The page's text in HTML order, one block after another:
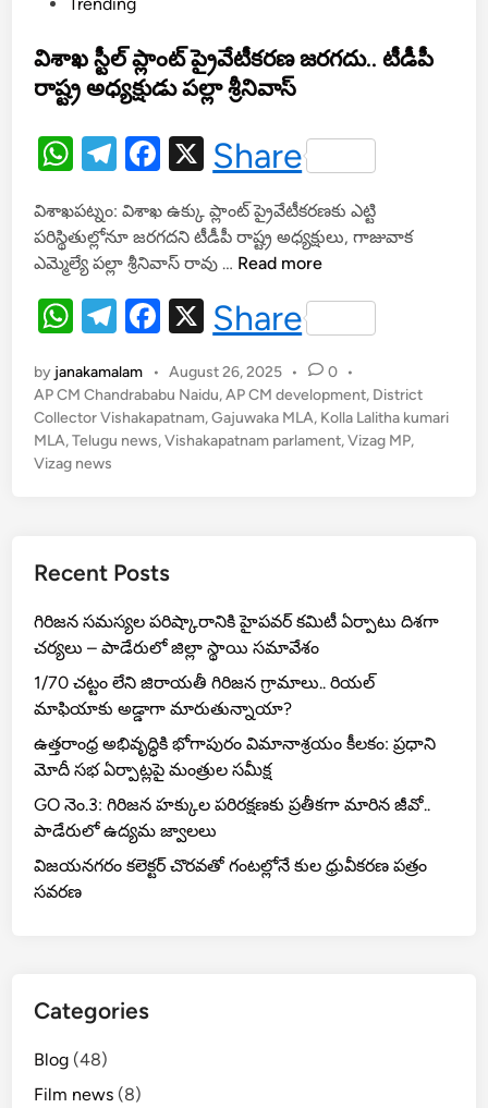
త్
e
d
n
విశాఖ స్టీల్ ప్లాంట్ ప్రైవేటీకరణ జరగదు.. టీడీపీ
రాష్ట్ర అధ్యక్షుడు పల్లా శ్రీనివాస్
W
at
s
A
p
p
T
e
gr
a
m
F
c
e
b
o
o
k
X
Share
విశాఖపట్నం: విశాఖ ఉక్కు ప్లాంట్ ప్రైవేటీకరణకు ఎట్టి
పరిస్థితుల్లోనూ జరగదని టీడీపీ రాష్ట్ర అధ్యక్షులు, గాజువాక
ఎమ్మెల్యే పల్లా శ్రీనివాస్ రావు … వి
ఖ
స్టీ
ల్
ప్లాం
ట్
ప్రై
ర
గ
దు
.
టీ
పీ
ష్ట్ర
Read more
W
at
s
A
T
e
gr
a
F
c
e
b
k
X
Share
by janakamalam • August 26, 2025 • 0 •
AP CM Chandrababu Naidu,AP CM development, District
Collector Vishakapatnam,Gajuwaka MLA, Kolla Lalitha kumari
MLA,Telugu news,Vishakapatnam parlament,Vizag MP,
Vizag news
Recent Posts
గిరిజన సమస్యల పరిష్కారానికి హైపవర్ కమిటీ ఏర్పాటు దిశగా
చర్యలు – పాడేరులో జిల్లా స్థాయి సమావేశం
1/70 చట్టం లేని జిరాయతీ గిరిజన గ్రామాలు.. రియల్
మాఫియాకు అడ్డాగా మారుతున్నాయా?
ఉత్తరాంధ్ర అభివృద్ధికి భోగాపురం విమానాశ్రయం కీలకం: ప్రధాని
మోదీ సభ ఏర్పాట్లపై మంత్రుల సమీక్ష
GO నెం.3: గిరిజన హక్కుల పరిరక్షణకు ప్రతీకగా మారిన జీవో..
పాడేరులో ఉద్యమ జ్వాలలు
విజయనగరం కలెక్టర్ చొరవతో గంటల్లోనే కుల ధ్రువీకరణ పత్రం
సవరణ
Categories
Blog (48)
Film news (8)